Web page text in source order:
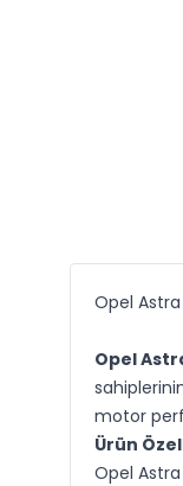
Opel
Opel
motor
Ürün
Opel